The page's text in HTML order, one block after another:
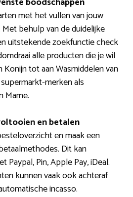
met het vullen van jouw
behulp van de duidelijke
uitstekende zoekfunctie check
alle producten die je wil
Konijn tot aan Wasmiddelen van
merken als
Marne.
en betalen
en maak een
Dit kan
Paypal, Pin, Apple Pay, iDeal.
kunnen vaak ook achteraf
incasso.